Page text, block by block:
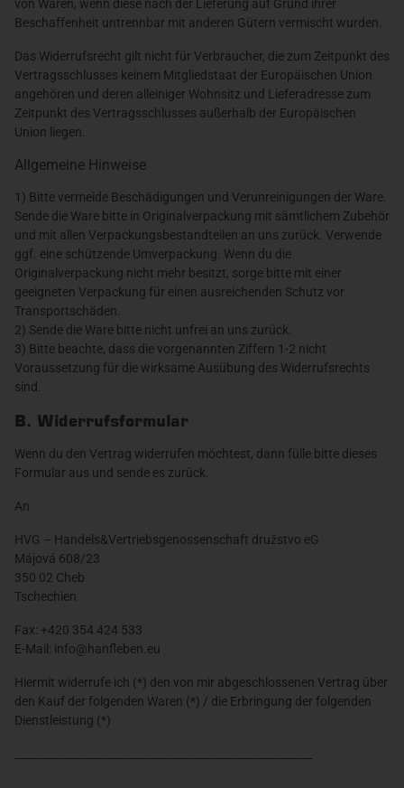
von Waren, wenn diese nach der Lieferung auf Grund ihrer
Beschaffenheit untrennbar mit anderen Gütern vermischt wurden.
Das Widerrufsrecht gilt nicht für Verbraucher, die zum Zeitpunkt des
Vertragsschlusses keinem Mitgliedstaat der Europäischen Union
angehören und deren alleiniger Wohnsitz und Lieferadresse zum
Zeitpunkt des Vertragsschlusses außerhalb der Europäischen
Union liegen.
Allgemeine Hinweise
1) Bitte vermeide Beschädigungen und Verunreinigungen der Ware.
Sende die Ware bitte in Originalverpackung mit sämtlichem Zubehör
und mit allen Verpackungsbestandteilen an uns zurück. Verwende
ggf. eine schützende Umverpackung. Wenn du die
Originalverpackung nicht mehr besitzt, sorge bitte mit einer
geeigneten Verpackung für einen ausreichenden Schutz vor
Transportschäden.
2) Sende die Ware bitte nicht unfrei an uns zurück.
3) Bitte beachte, dass die vorgenannten Ziffern 1-2 nicht
Voraussetzung für die wirksame Ausübung des Widerrufsrechts
sind.
B. Widerrufsformular
Wenn du den Vertrag widerrufen möchtest, dann fülle bitte dieses
Formular aus und sende es zurück.
An
HVG – Handels&Vertriebsgenossenschaft družstvo eG
Májová 608/23
350 02 Cheb
Tschechien
Fax: +420 354 424 533
E-Mail: info@hanfleben.eu
Hiermit widerrufe ich (*) den von mir abgeschlossenen Vertrag über
den Kauf der folgenden Waren (*) / die Erbringung der folgenden
Dienstleistung (*)